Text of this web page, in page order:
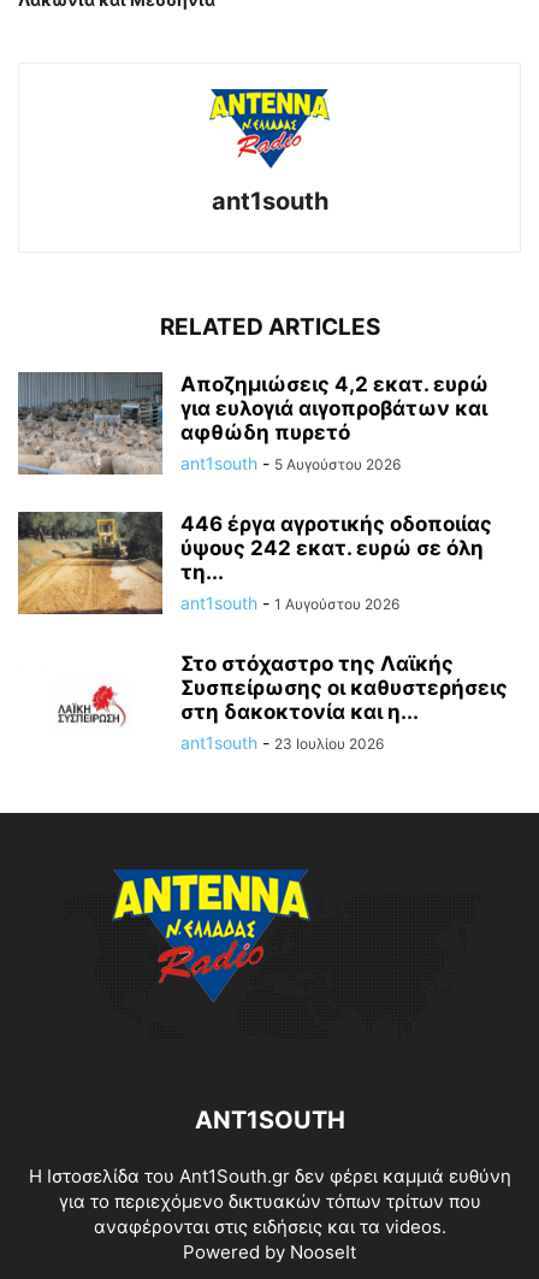
ant1south
RELATED ARTICLES
Aποζημιώσεις 4,2 εκατ. ευρώ
για ευλογιά αιγοπροβάτων και
αφθώδη πυρετό
ant1south - 5 Αυγούστου 2026
446 έργα αγροτικής οδοποιίας
ύψους 242 εκατ. ευρώ σε όλη
τη...
ant1south - 1 Αυγούστου 2026
Στο στόχαστρο της Λαϊκής
Συσπείρωσης οι καθυστερήσεις
στη δακοκτονία και η...
ant1south - 23 Ιουλίου 2026
ANT1SOUTH
Η Ιστοσελίδα του Ant1South.gr δεν φέρει καμμιά ευθύνη
για το περιεχόμενο δικτυακών τόπων τρίτων που
αναφέρονται στις ειδήσεις και τα videos.
Powered by NooseIt